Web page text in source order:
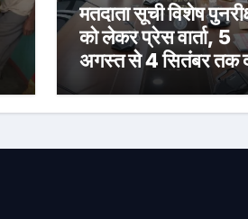
मतदाता सूची विशेष
को लेकर प्रेस वार्ता, 5
अगस्त से 4 सितंबर तक
होंगे दावा-आपत्ति